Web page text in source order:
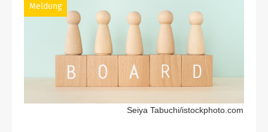
Meldung
Seiya Tabuchi/istockphoto.com